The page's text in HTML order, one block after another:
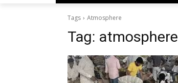
Tags Atmosphere
Tag: atmosphere